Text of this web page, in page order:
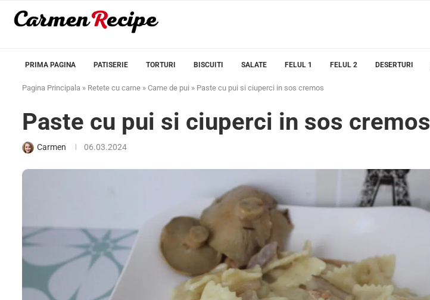
PRIMA PAGINA PATISERIE TORTURI BISCUITI SALATE FELUL 1 FELUL 2 DESERTURI
Pagina Principala » Retete cu carne » Carne de pui » Paste cu pui si ciuperci in sos cremos
Paste cu pui si ciuperci in sos cremos
Carmen 06.03.2024